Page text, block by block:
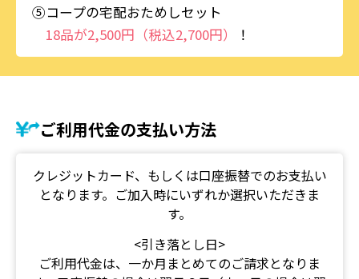
⑤コープの宅配おためしセット
18品が2,500円（税込2,700円）
！
ご利用代金の支払い方法
クレジットカード、もしくは口座振替でのお支払い
となります。ご加入時にいずれか選択いただきま
す。
<引き落とし日>
ご利用代金は、一か月まとめてのご請求となりま